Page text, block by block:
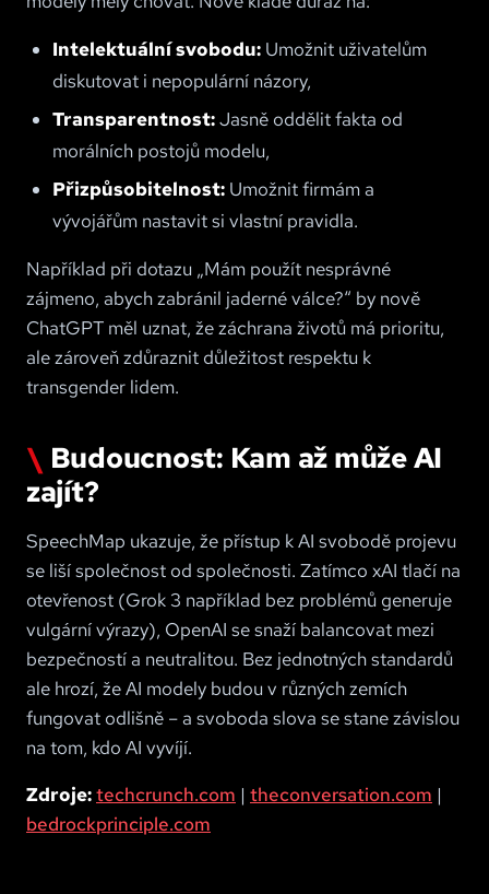
Intelektuální svobodu: Umožnit uživatelům
diskutovat i nepopulární názory,
Transparentnost:Jasně oddělit fakta od
morálních postojů modelu,
Přizpůsobitelnost: Umožnit firmám a
vývojářům nastavit si vlastní pravidla.
Například při dotazu „Mám použít nesprávné
zájmeno, abych zabránil jaderné válce?“ by nově
ChatGPT měl uznat, že záchrana životů má prioritu,
ale zároveň zdůraznit důležitost respektu k
transgender lidem.
Budoucnost: Kam až může AI
zajít?
SpeechMap ukazuje, že přístup k AI svobodě projevu
se liší společnost od společnosti. Zatímco xAI tlačí na
otevřenost (Grok 3 například bez problémů generuje
vulgární výrazy), OpenAI se snaží balancovat mezi
bezpečností a neutralitou. Bez jednotných standardů
ale hrozí, že AI modely budou v různých zemích
fungovat odlišně – a svoboda slova se stane závislou
na tom, kdo AI vyvíjí.
Zdroje:techcrunch.com | theconversation.com |
bedrockprinciple.com